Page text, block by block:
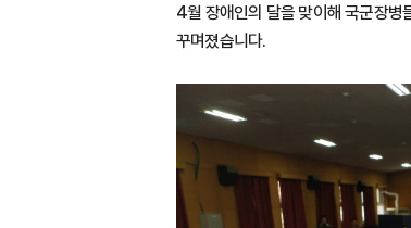
4월 장애인의 달을 맞이해 국군장병
꾸며졌습니다.